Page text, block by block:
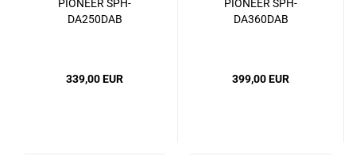
PIONEER SPH-
DA250DAB
339,00 EUR
PIONEER SPH-
DA360DAB
399,00 EUR